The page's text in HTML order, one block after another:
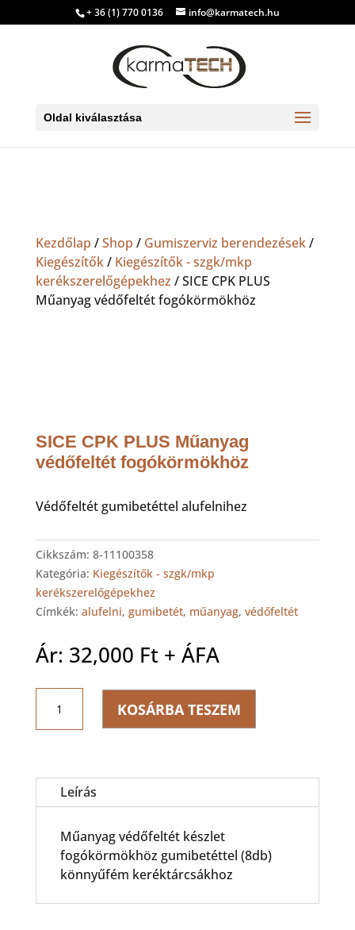
+ 36 (1) 770 0136 info@karmatech.hu
Oldal kiválasztása
Kezdőlap /Shop / Gumiszerviz berendezések/
Kiegészítők/ Kiegészítők - szgk/mkp
kerékszerelőgépekhez / SICE CPK PLUS
Műanyag védőfeltét fogókörmökhöz
SICE CPK PLUS Műanyag
védőfeltét fogókörmökhöz
Védőfeltét gumibetéttel alufelnihez
Cikkszám: 8-11100358
Kategória: Kiegészítők - szgk/mkp
kerékszerelőgépekhez
Címkék: alufelni, gumibetét, műanyag, védőfeltét
Ár: 32,000 Ft + ÁFA
PLUS
fogókörmökhöz
mennyiség
KOSÁRBA TESZEM
Leírás
Műanyag védőfeltét készlet
fogókörmökhöz gumibetéttel (8db)
könnyűfém keréktárcsákhoz